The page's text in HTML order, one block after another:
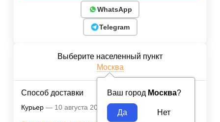
WhatsApp
Telegram
Выберите населенный пункт
Москва
Ваш город Москва?
Способ доставки
Курьер 10 августа 2026 Бесплатно